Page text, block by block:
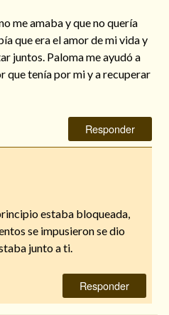
me amaba y que no quería
que era el amor de mi vida y
juntos. Paloma me ayudó a
que tenía por mi y a recuperar
Responder
estaba bloqueada,
se impusieron se dio
junto a ti.
Responder